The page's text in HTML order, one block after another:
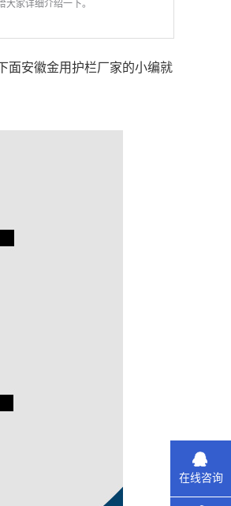
家详细介绍一下。
面安徽金用护栏厂家的小编就
在线咨询